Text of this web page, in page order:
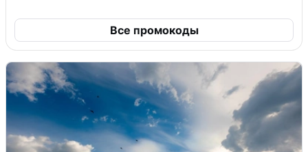
Все промокоды